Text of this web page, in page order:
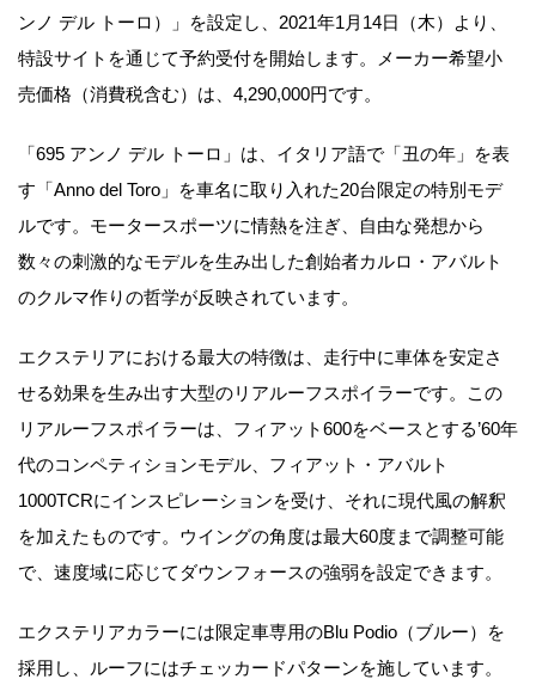
ンノ デル トーロ）」を設定し、2021年1月14日（木）より、
特設サイトを通じて予約受付を開始します。メーカー希望小
売価格（消費税含む）は、4,290,000円です。
「695 アンノ デル トーロ」は、イタリア語で「丑の年」を表
す「Anno del Toro」を車名に取り入れた20台限定の特別モデ
ルです。モータースポーツに情熱を注ぎ、自由な発想から
数々の刺激的なモデルを生み出した創始者カルロ・アバルト
のクルマ作りの哲学が反映されています。
エクステリアにおける最大の特徴は、走行中に車体を安定さ
せる効果を生み出す大型のリアルーフスポイラーです。この
リアルーフスポイラーは、フィアット600をベースとする’60年
代のコンペティションモデル、フィアット・アバルト
1000TCRにインスピレーションを受け、それに現代風の解釈
を加えたものです。ウイングの角度は最大60度まで調整可能
で、速度域に応じてダウンフォースの強弱を設定できます。
エクステリアカラーには限定車専用のBlu Podio（ブルー）を
採用し、ルーフにはチェッカードパターンを施しています。